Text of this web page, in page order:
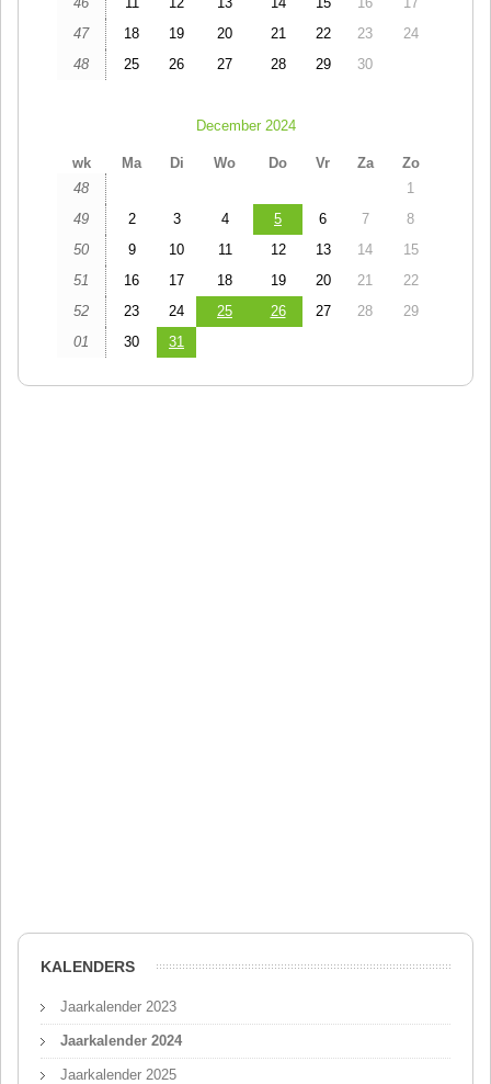
47
18 19 20 21 22 23
24
48
25 26 27 28 29 30
December 2024
wk Ma Di Wo Do Vr Za
Zo
48
1
49
2 3 4 5 6 7
8
50
9 10 11 12 13 14
15
51
16 17 18 19 20 21
22
52
23 24 25 26 27 28
29
01
30 31
KALENDERS
Jaarkalender 2023
Jaarkalender 2024
Jaarkalender 2025